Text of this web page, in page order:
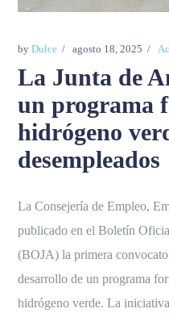
byDulce agosto 18, 2025
La Junta de
un programa
hidrógeno
desempleados
La Consejería de Empleo,
publicado en el Boletín
(BOJA) la primera
desarrollo de un programa
hidrógeno verde. La